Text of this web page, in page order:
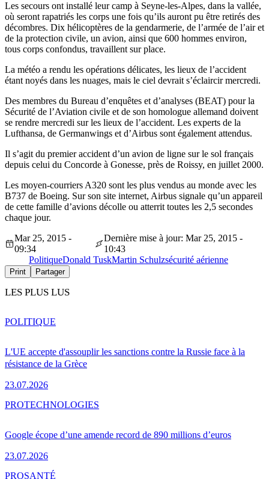
Les secours ont installé leur camp à Seyne-les-Alpes, dans la vallée,
où seront rapatriés les corps une fois qu’ils auront pu être retirés des
décombres. Dix hélicoptères de la gendarmerie, de l’armée de l’air et
de la protection civile, un avion, ainsi que 600 hommes environ,
tous corps confondus, travaillent sur place.
La météo a rendu les opérations délicates, les lieux de l’accident
étant noyés dans les nuages, mais le ciel devrait s’éclaircir mercredi.
Des membres du Bureau d’enquêtes et d’analyses (BEAT) pour la
Sécurité de l’Aviation civile et de son homologue allemand doivent
se rendre mercredi sur les lieux de l’accident. Les experts de la
Lufthansa, de Germanwings et d’Airbus sont également attendus.
Il s’agit du premier accident d’un avion de ligne sur le sol français
depuis celui du Concorde à Gonesse, près de Roissy, en juillet 2000.
Les moyen-courriers A320 sont les plus vendus au monde avec les
B737 de Boeing. Sur son site internet, Airbus signale qu’un appareil
de cette famille d’avions décolle ou atterrit toutes les 2,5 secondes
chaque jour.
Mar 25, 2015 -
09:34
Dernière mise à jour: Mar 25, 2015 -
10:43
PolitiqueDonald TuskMartin Schulzsécurité aérienne
Print Partager
LES PLUS LUS
L'UE accepte d'assouplir les sanctions contre la Russie face à la
résistance de la Grèce
23.07.2026
POLITIQUE
Google écope d’une amende record de 890 millions d’euros
23.07.2026
PROTECHNOLOGIES
PROSANTÉ